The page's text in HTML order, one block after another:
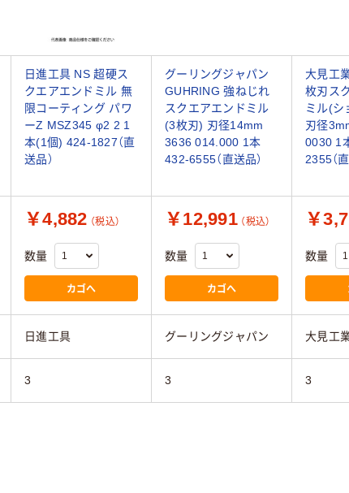
日進工具 NS 超硬ス
クエアエンドミル 無
限コーティング パワ
ーZ MSZ345 φ2 2 1
本(1個) 424-1827（直
送品）
グーリングジャパン
GUHRING 強ねじれ
スクエアエンドミル
(3枚刃) 刃径14mm
3636 014.000 1本
432-6555（直送品）
大見工
枚刃ス
ミル(シ
刃径
0030 1
2355（
￥4,882 （税込）
数量
カゴへ
￥12,991 （税込）
数量
カゴへ
￥
数量
日進工具 グーリングジャパン 大見工
3 3 3